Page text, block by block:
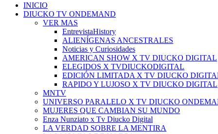
INICIO
DIUCKO TV ONDEMAND
VER MAS
EntrevistaHistory
ALIENÍGENAS ANCESTRALES
Noticias y Curiosidades
AMERICAN SHOW X TV DIUCKO DIGITAL
ELEGIDOS X TVDIUCKODIGITAL
EDICIÓN LIMITADA X TV DIUCKO
RAPIDO Y LUJOSO X TV DIUCKO DIGITAL
MNTV
UNIVERSO PARALELO X TV DIUCKO
MUJERES QUE CAMBIAN SU MUNDO
Enza Nunziato x Tv Diucko Digital
LA VERDAD SOBRE LA MENTIRA